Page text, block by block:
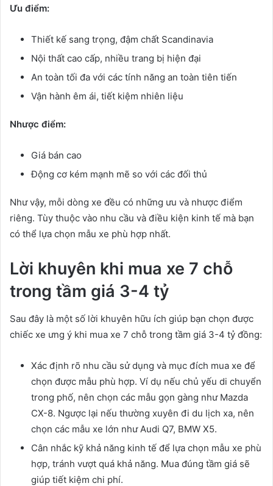
Ưu điểm:
Thiết kế sang trọng, đậm chất Scandinavia
Nội thất cao cấp, nhiều trang bị hiện đại
An toàn tối đa với các tính năng an toàn tiên tiến
Vận hành êm ái, tiết kiệm nhiên liệu
Nhược điểm:
Giá bán cao
Động cơ kém mạnh mẽ so với các đối thủ
Như vậy, mỗi dòng xe đều có những ưu và nhược điểm
riêng. Tùy thuộc vào nhu cầu và điều kiện kinh tế mà bạn
có thể lựa chọn mẫu xe phù hợp nhất.
Lời khuyên khi mua xe 7 chỗ
trong tầm giá 3-4 tỷ
Sau đây là một số lời khuyên hữu ích giúp bạn chọn được
chiếc xe ưng ý khi mua xe 7 chỗ trong tầm giá 3-4 tỷ đồng:
Xác định rõ nhu cầu sử dụng và mục đích mua xe để
chọn được mẫu phù hợp. Ví dụ nếu chủ yếu di chuyển
trong phố, nên chọn các mẫu gọn gàng như Mazda
CX-8. Ngược lại nếu thường xuyên đi du lịch xa, nên
chọn các mẫu xe lớn như Audi Q7, BMW X5.
Cân nhắc kỹ khả năng kinh tế để lựa chọn mẫu xe phù
hợp, tránh vượt quá khả năng. Mua đúng tầm giá sẽ
giúp tiết kiệm chi phí.